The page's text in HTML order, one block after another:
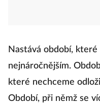
Nastává období,
nejnáročnějším.
které nechceme
Období, při němž se